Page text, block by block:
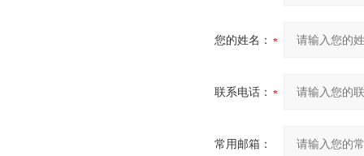
您的姓名：
联系电话：
常用邮箱：